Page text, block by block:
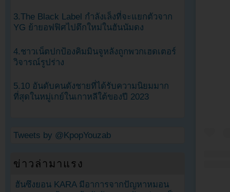
3.The Black Label กำลังเล็งที่จะแยกตัวจาก
YG ย้ายอฟฟิศไปตึกใหม่ในฮันนัมดง
4.ชาวเน็ตปกป้องคิมมินจูหลังถูกพวกเฮดเตอร์
วิจารณ์รูปร่าง
5.10 อันดับคนดังชายที่ได้รับความนิยมมาก
ที่สุดในหมู่เกย์ในเกาหลีใต้ของปี 2023
Tweets by @KpopYouzab
ข่าวล่ามาแรง
ฮันซึงยอน KARA มีอาการจากปัญหาหมอน